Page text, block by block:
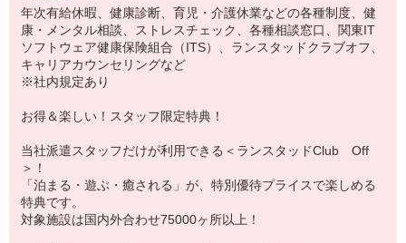
年次有給休暇、健康診断、育児・介護休業などの各種制度、健
康・メンタル相談、ストレスチェック、各種相談窓口、関東IT
ソフトウェア健康保険組合（ITS）、ランスタッドクラブオフ、
キャリアカウンセリングなど
※社内規定あり
お得＆楽しい！スタッフ限定特典！
当社派遣スタッフだけが利用できる＜ランスタッドClub Off
＞！
「泊まる・遊ぶ・癒される」が、特別優待プライスで楽しめる
特典です。
対象施設は国内外合わせ75000ヶ所以上！